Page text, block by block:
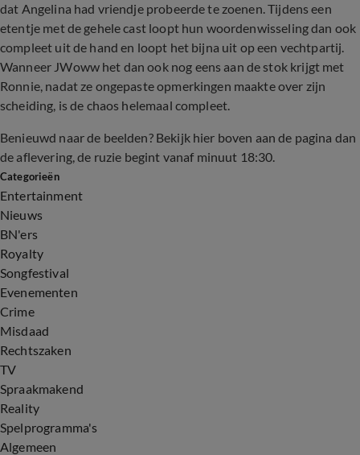
dat Angelina had vriendje probeerde te zoenen. Tijdens een
etentje met de gehele cast loopt hun woordenwisseling dan ook
compleet uit de hand en loopt het bijna uit op een vechtpartij.
Wanneer JWoww het dan ook nog eens aan de stok krijgt met
Ronnie, nadat ze ongepaste opmerkingen maakte over zijn
scheiding, is de chaos helemaal compleet.
Benieuwd naar de beelden? Bekijk hier boven aan de pagina dan
de aflevering, de ruzie begint vanaf minuut 18:30.
Categorieën
Entertainment
Nieuws
BN'ers
Royalty
Songfestival
Evenementen
Crime
Misdaad
Rechtszaken
TV
Spraakmakend
Reality
Spelprogramma's
Algemeen